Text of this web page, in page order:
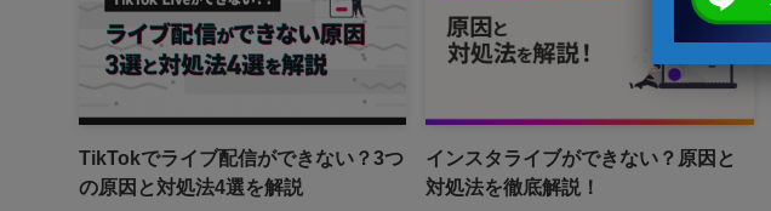
TikTokでライブ配信ができない？3つ
の原因と対処法4選を解説
インスタライブができない？原因と
対処法を徹底解説！